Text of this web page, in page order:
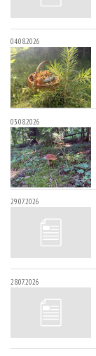
04.08.2026
03.08.2026
29.07.2026
28.07.2026